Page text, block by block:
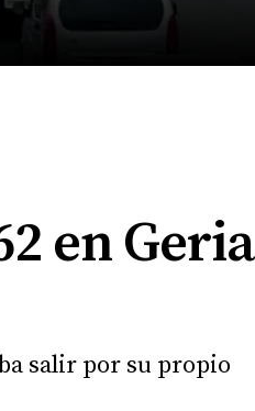
en Geria
salir por su propio